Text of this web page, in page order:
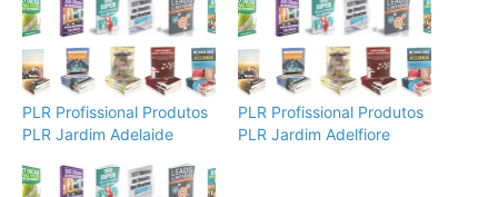
PLR Profissional Produtos
PLR Jardim Adelaide
PLR Profissional Produtos
PLR Jardim Adelfiore